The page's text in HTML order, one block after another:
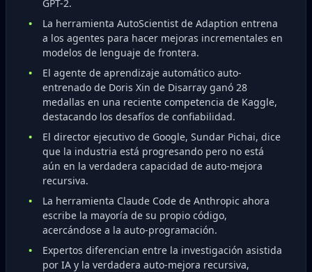
GPT-2.
La herramienta AutoScientist de Adaption entrena
a los agentes para hacer mejoras incrementales en
modelos de lenguaje de frontera.
El agente de aprendizaje automático auto-
entrenado de Doris Xin de Disarray ganó 28
medallas en una reciente competencia de Kaggle,
destacando los desafíos de confiabilidad.
El director ejecutivo de Google, Sundar Pichai, dice
que la industria está progresando pero no está
aún en la verdadera capacidad de auto-mejora
recursiva.
La herramienta Claude Code de Anthropic ahora
escribe la mayoría de su propio código,
acercándose a la auto-programación.
Expertos diferencian entre la investigación asistida
por IA y la verdadera auto-mejora recursiva,